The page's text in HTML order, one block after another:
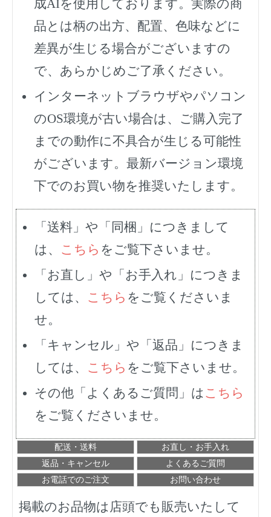
成AIを使用しております。実際の商
品とは柄の出方、配置、色味などに
差異が生じる場合がございますの
で、あらかじめご了承ください。
インターネットブラウザやパソコン
のOS環境が古い場合は、ご購入完了
までの動作に不具合が生じる可能性
がございます。最新バージョン環境
下でのお買い物を推奨いたします。
「送料」や「同梱」につきまして
は、 こちら をご覧下さいませ。
「お直し」や「お手入れ」につきま
しては、 こちら をご覧くださいま
せ。
「キャンセル」や「返品」につきま
しては、 こちら をご覧下さいませ。
その他「よくあるご質問」は こちら
をご覧くださいませ。
配送・送料
お直し・お手入れ
返品・キャンセル
よくあるご質問
お電話でのご注文
お問い合わせ
掲載のお品物は店頭でも販売いたして